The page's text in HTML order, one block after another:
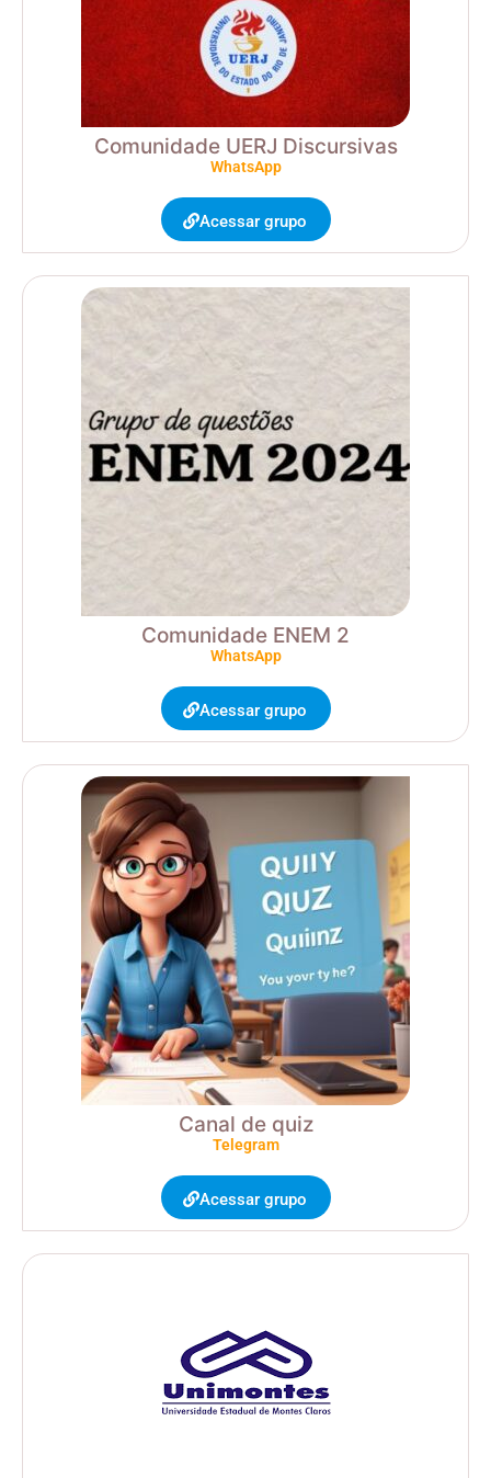
Comunidade UERJ Discursivas
WhatsApp
Acessar grupo
Comunidade ENEM 2
WhatsApp
Acessar grupo
Canal de quiz
Telegram
Acessar grupo